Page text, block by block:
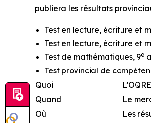
publiera les résultats
Test en lecture, écriture et
Test en lecture, écriture et
Test de mathématiques, 9e
Test provincial de
Quoi
Quand
Le
Où
Les